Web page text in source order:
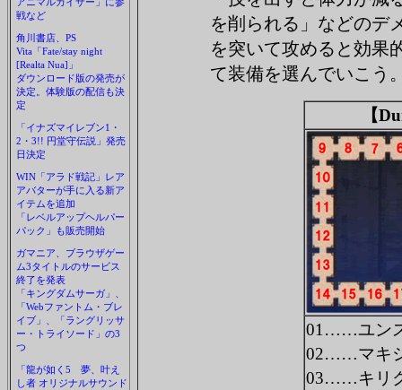
戦など
角川書店、PS
Vita「Fate/stay night
[Realta Nua]」
ダウンロード版の発売が
決定。体験版の配信も決
定
「イナズマイレブン1・
2・3!! 円堂守伝説」発売
日決定
WIN「アラド戦記」レア
アバターが手に入る新ア
イテムを追加
「レベルアップヘルパー
パック」も販売開始
ガマニア、ブラウザゲー
ム3タイトルのサービス
終了を発表
「キングダムサーガ」、
「Webファントム・ブレ
イブ」、「ラングリッサ
ー・トライソード」の3
つ
「龍が如く5 夢、叶え
し者 オリジナルサウンド
を削られる」などのデ
を突いて攻めると効果
て装備を選んでいこう
【
01……ユン
02……マキ
03……キリ